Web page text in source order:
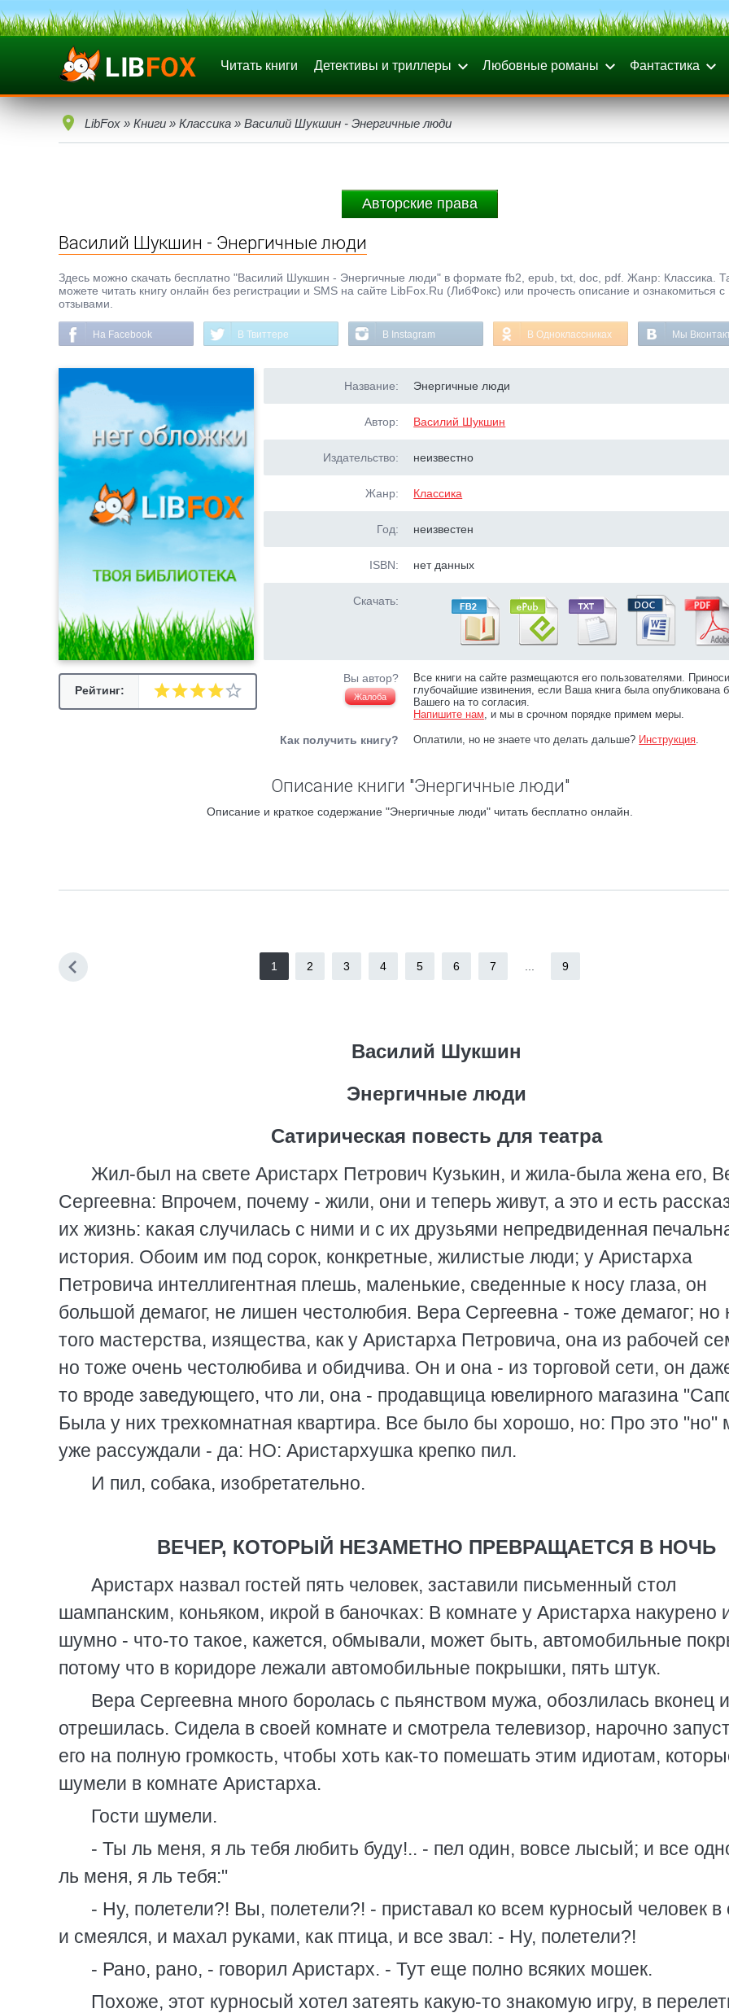
Читать книги Детективы и триллеры Любовные романы Фантастика
LibFox » Книги » Классика » Василий Шукшин - Энергичные люди
Авторские права
Василий Шукшин - Энергичные люди
Здесь можно скачать бесплатно "Василий Шукшин - Энергичные люди" в формате fb2, epub, txt, doc, pdf. Жанр: Классика.
можете читать книгу онлайн без регистрации и SMS на сайте LibFox.Ru (ЛибФокс) или прочесть описание и ознакомиться с
отзывами.
На Facebook В Твиттере В Instagram В Одноклассниках Мы
Рейтинг:
Название: Энергичные люди
Автор: Василий Шукшин
Издательство: неизвестно
Жанр: Классика
Год: неизвестен
ISBN: нет данных
Скачать:
Вы автор?
Жалоба
Все книги на сайте размещаются его пользователями.
глубочайшие извинения, если Ваша книга была опубликована
Вашего на то согласия.
Напишите нам, и мы в срочном порядке примем меры.
Как получить книгу? Оплатили, но не знаете что делать дальше? Инструкция.
Описание книги "Энергичные люди"
Описание и краткое содержание "Энергичные люди" читать бесплатно онлайн.
1 2 3 4 5 6 7 9
Василий Шукшин
Энергичные люди
Сатирическая повесть для театра
Жил-был на свете Аристарх Петрович Кузькин, и жила-была жена его,
Сергеевна: Впрочем, почему - жили, они и теперь живут, а это и есть
их жизнь: какая случилась с ними и с их друзьями непредвиденная
история. Обоим им под сорок, конкретные, жилистые люди; у Аристарха
Петровича интеллигентная плешь, маленькие, сведенные к носу глаза, он
большой демагог, не лишен честолюбия. Вера Сергеевна - тоже демагог; но
того мастерства, изящества, как у Аристарха Петровича, она из рабочей
но тоже очень честолюбива и обидчива. Он и она - из торговой сети, он
то вроде заведующего, что ли, она - продавщица ювелирного магазина
Была у них трехкомнатная квартира. Все было бы хорошо, но: Про это "но"
уже рассуждали - да: НО: Аристархушка крепко пил.
И пил, собака, изобретательно.
ВЕЧЕР, КОТОРЫЙ НЕЗАМЕТНО ПРЕВРАЩАЕТСЯ В НОЧЬ
Аристарх назвал гостей пять человек, заставили письменный стол
шампанским, коньяком, икрой в баночках: В комнате у Аристарха накурено
шумно - что-то такое, кажется, обмывали, может быть, автомобильные
потому что в коридоре лежали автомобильные покрышки, пять штук.
Вера Сергеевна много боролась с пьянством мужа, обозлилась вконец и
отрешилась. Сидела в своей комнате и смотрела телевизор, нарочно
его на полную громкость, чтобы хоть как-то помешать этим идиотам,
шумели в комнате Аристарха.
Гости шумели.
- Ты ль меня, я ль тебя любить буду!.. - пел один, вовсе лысый; и все
ль меня, я ль тебя:"
- Ну, полетели?! Вы, полетели?! - приставал ко всем курносый человек в
и смеялся, и махал руками, как птица, и все звал: - Ну, полетели?!
- Рано, рано, - говорил Аристарх. - Тут еще полно всяких мошек.
Похоже, этот курносый хотел затеять какую-то знакомую игру, в